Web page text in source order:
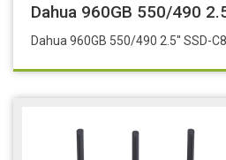
Dahua 960GB 550/490
Dahua 960GB 550/490 2.5'' SSD-